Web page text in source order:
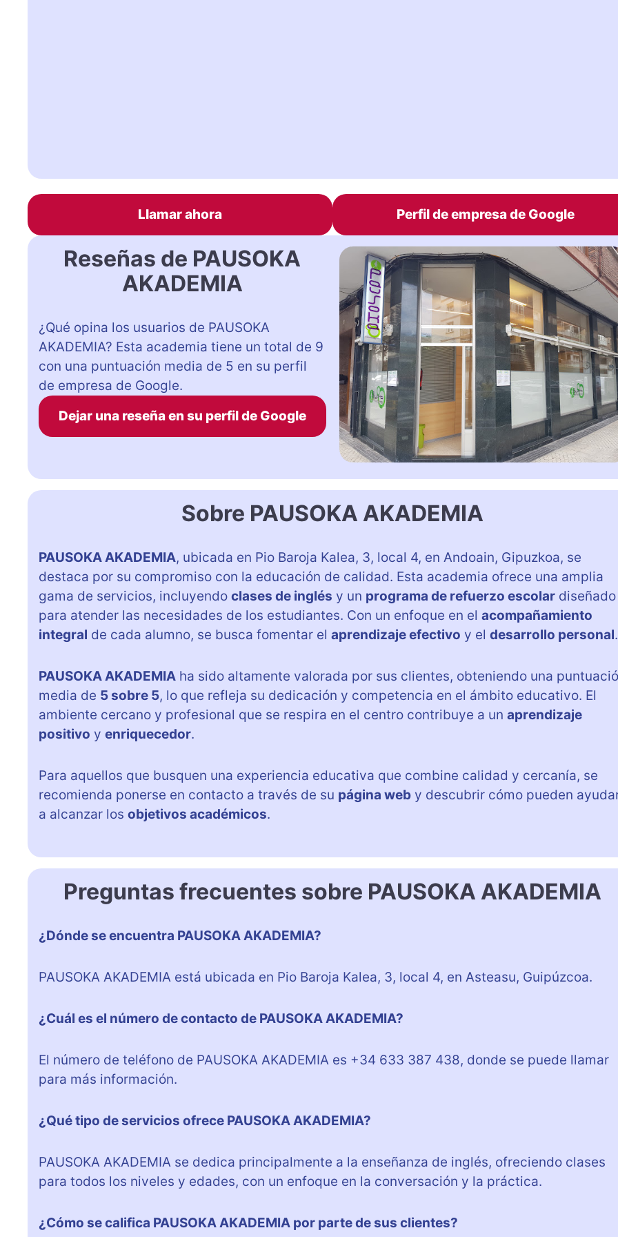
Llamar ahora Perfil de empresa de Google
Reseñas de PAUSOKA
AKADEMIA
¿Qué opina los usuarios de PAUSOKA
AKADEMIA? Esta academia tiene un total de 9
con una puntuación media de 5 en su perfil
de empresa de Google.
Dejar una reseña en su perfil de Google
Sobre PAUSOKA AKADEMIA
PAUSOKA AKADEMIA, ubicada en Pio Baroja Kalea, 3, local 4, en Andoain, Gipuzkoa, se
destaca por su compromiso con la educación de calidad. Esta academia ofrece una amplia
gama de servicios, incluyendo clases de inglés y un programa de refuerzo escolar diseñado
para atender las necesidades de los estudiantes. Con un enfoque en el acompañamiento
integral de cada alumno, se busca fomentar el aprendizaje efectivo y el desarrollo personal.
PAUSOKA AKADEMIA ha sido altamente valorada por sus clientes, obteniendo una
media de 5 sobre 5, lo que refleja su dedicación y competencia en el ámbito educativo. El
ambiente cercano y profesional que se respira en el centro contribuye a un aprendizaje
positivo y enriquecedor.
Para aquellos que busquen una experiencia educativa que combine calidad y cercanía, se
recomienda ponerse en contacto a través de su página web y descubrir cómo pueden
a alcanzar los objetivos académicos.
Preguntas frecuentes sobre PAUSOKA AKADEMIA
¿Dónde se encuentra PAUSOKA AKADEMIA?
PAUSOKA AKADEMIA está ubicada en Pio Baroja Kalea, 3, local 4, en Asteasu, Guipúzcoa.
¿Cuál es el número de contacto de PAUSOKA AKADEMIA?
El número de teléfono de PAUSOKA AKADEMIA es +34 633 387 438, donde se puede llamar
para más información.
¿Qué tipo de servicios ofrece PAUSOKA AKADEMIA?
PAUSOKA AKADEMIA se dedica principalmente a la enseñanza de inglés, ofreciendo clases
para todos los niveles y edades, con un enfoque en la conversación y la práctica.
¿Cómo se califica PAUSOKA AKADEMIA por parte de sus clientes?